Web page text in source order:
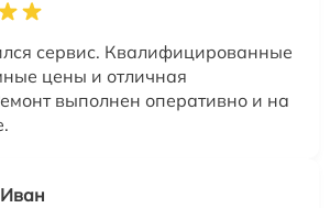
сервис. Квалифицированные
цены и отличная
выполнен оперативно и на